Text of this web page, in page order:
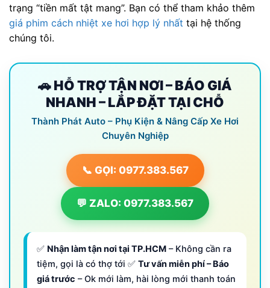
trạng “tiền mất tật mang”. Bạn có thể tham khảo thêm
giá phim cách nhiệt xe hơi hợp lý nhất tại hệ thống
chúng tôi.
🚗 HỖ TRỢ TẬN NƠI – BÁO GIÁ
NHANH – LẮP ĐẶT TẠI CHỖ
Thành Phát Auto – Phụ Kiện & Nâng Cấp Xe Hơi
Chuyên Nghiệp
📞 GỌI: 0977.383.567
💬 ZALO: 0977.383.567
✅ Nhận làm tận nơi tại TP.HCM – Không cần ra
tiệm, gọi là có thợ tới ✅ Tư vấn miễn phí – Báo
giá trước – Ok mới làm, hài lòng mới thanh toán